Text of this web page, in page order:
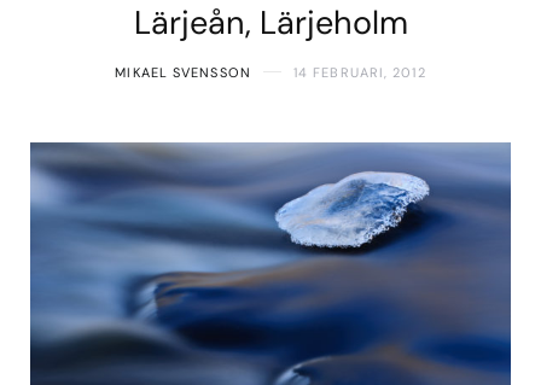
Lärjeån, Lärjeholm
MIKAEL SVENSSON 14 FEBRUARI, 2012